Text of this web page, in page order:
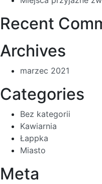
Recent
Archives
marzec 2021
Categories
Bez kategorii
Kawiarnia
Łappka
Miasto
Meta